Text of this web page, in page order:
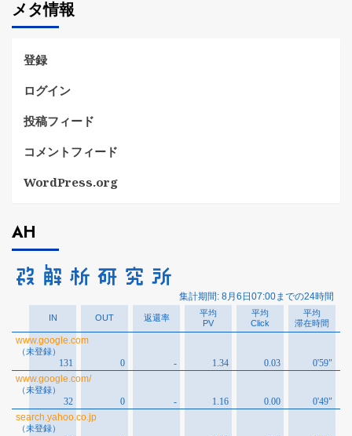
リ
ー
メタ情報
登録
ログイン
投稿フィード
コメントフィード
WordPress.org
AH